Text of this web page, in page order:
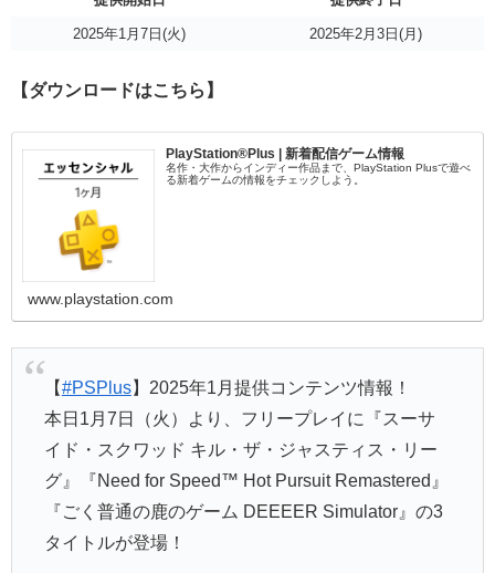
2025年1月7日(火) 2025年2月3日(月)
【ダウンロードはこちら】
PlayStation®Plus | 新着配信ゲーム情報
名作・大作からインディー作品まで、PlayStation Plusで遊べ
る新着ゲームの情報をチェックしよう。
www.playstation.com
【#PSPlus】2025年1月提供コンテンツ情報！
本日1月7日（火）より、フリープレイに『スーサ
イド・スクワッド キル・ザ・ジャスティス・リー
グ』『Need for Speed™ Hot Pursuit Remastered』
『ごく普通の鹿のゲーム DEEEER Simulator』の3
タイトルが登場！